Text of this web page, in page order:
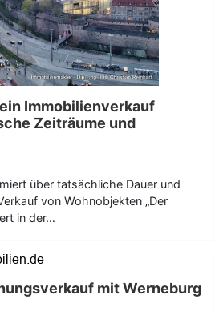
Immobilienverkauf
Zeiträume und
über tatsächliche Dauer und
von Wohnobjekten „Der
in der…
mit Werneburg